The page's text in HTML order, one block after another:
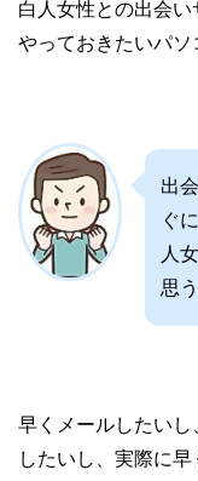
白人女性との出会い
やっておきたいパソ
出
ぐ
人
思
早くメールしたいし
したいし、実際に早